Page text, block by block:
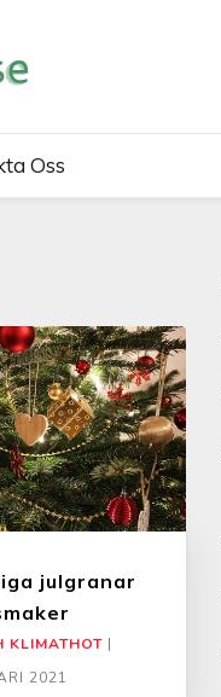
Oss
julgranar
KLIMATHOT |
2021